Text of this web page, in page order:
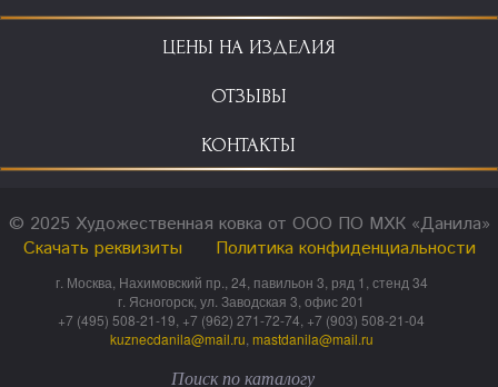
ЦЕНЫ НА ИЗДЕЛИЯ
ОТЗЫВЫ
КОНТАКТЫ
© 2025 Художественная ковка от ООО ПО МХК «Данила»
Скачать реквизиты
Политика конфиденциальности
г. Москва, Нахимовский пр., 24, павильон 3, ряд 1, стенд 34
г. Ясногорск, ул. Заводская 3, офис 201
+7 (495) 508-21-19, +7 (962) 271-72-74, +7 (903) 508-21-04
kuznecdanila@mail.ru mastdanila@mail.ru